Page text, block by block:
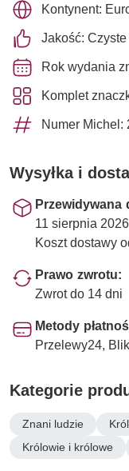
Kontynent:
Jakość: Czyste
Rok wydania
Komplet
Numer Michel:
Wysyłka i
Przewidywana
11 sierpnia 2026
Koszt dostawy
Prawo zwrotu:
Zwrot do 14 dni
Metody
Przelewy24,
Kategorie
Znani ludzie
Królowie i królowe